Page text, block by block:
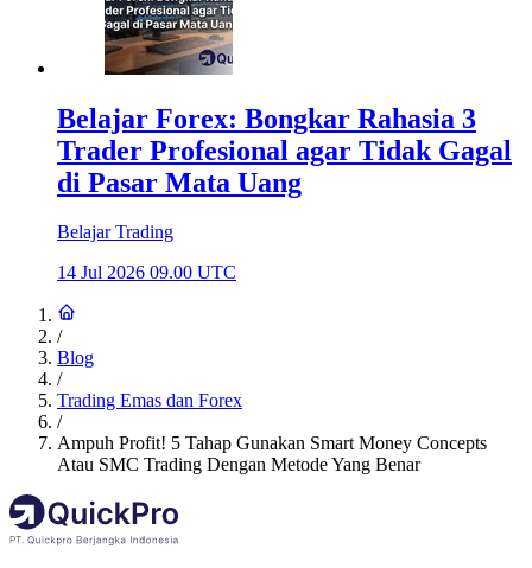
Belajar Forex: Bongkar Rahasia 3
Trader Profesional agar Tidak Gagal
di Pasar Mata Uang
Belajar Trading
14 Jul 2026 09.00 UTC
/
Blog
/
Trading Emas dan Forex
/
Ampuh Profit! 5 Tahap Gunakan Smart Money Concepts
Atau SMC Trading Dengan Metode Yang Benar